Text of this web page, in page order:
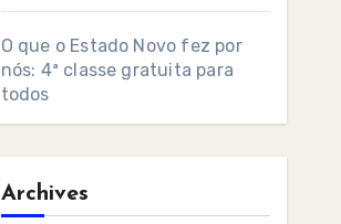
O que o Estado Novo fez por
nós: 4ª classe gratuita para
todos
Archives